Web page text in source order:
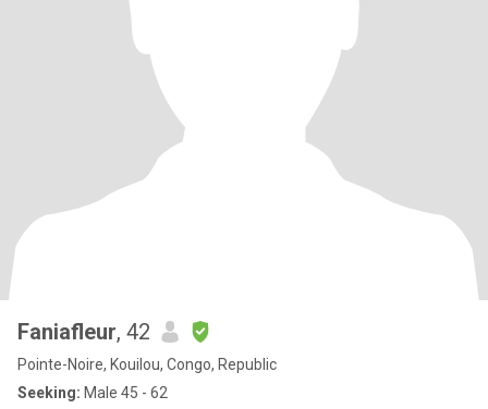
Faniafleur, 42
Pointe-Noire, Kouilou, Congo, Republic
Seeking: Male 45 - 62